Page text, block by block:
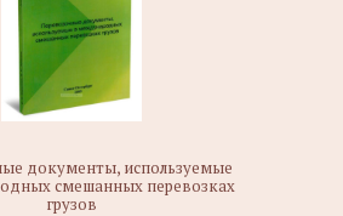
документы, используемые
смешанных перевозках
грузов